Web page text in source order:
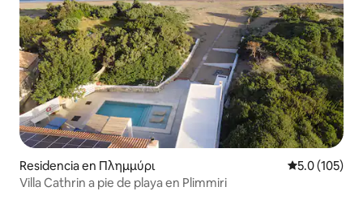
Residencia en Πλημμύρι Calificación
5.0 (105)
Villa Cathrin a pie de playa en Plimmiri